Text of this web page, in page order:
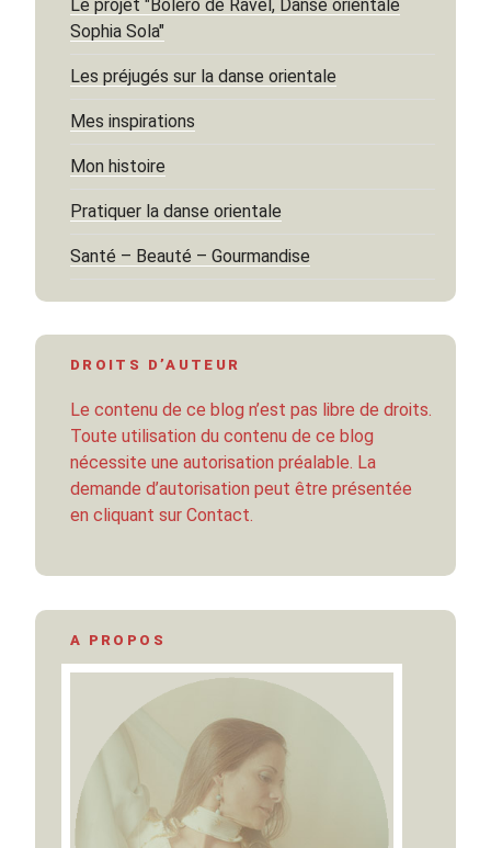
Le projet "Bolero de Ravel, Danse orientale
Sophia Sola"
Les préjugés sur la danse orientale
Mes inspirations
Mon histoire
Pratiquer la danse orientale
Santé – Beauté – Gourmandise
DROITS D’AUTEUR
Le contenu de ce blog n’est pas libre de droits.
Toute utilisation du contenu de ce blog
nécessite une autorisation préalable. La
demande d’autorisation peut être présentée
en cliquant sur Contact.
A PROPOS